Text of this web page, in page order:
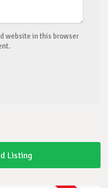
website in this browser
Listing